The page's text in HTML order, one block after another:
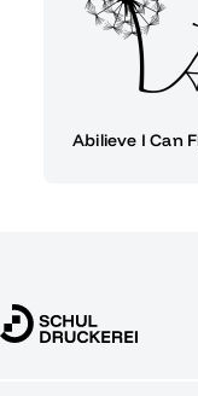
Abilieve I Can